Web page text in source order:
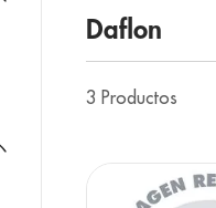
Daflon
3 Productos
7. bioderma